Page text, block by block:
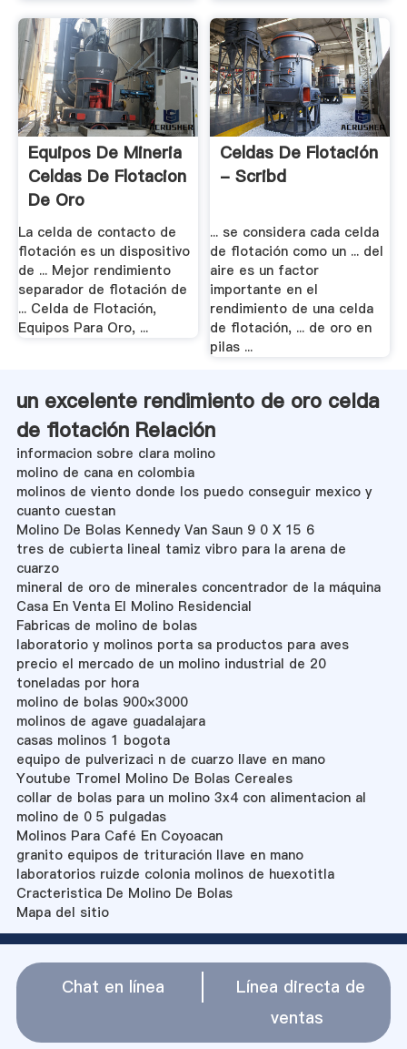
Equipos De Mineria
Celdas De Flotacion
De Oro
La celda de contacto de
flotación es un dispositivo
de ... Mejor rendimiento
separador de flotación de
... Celda de Flotación,
Equipos Para Oro, ...
Celdas De Flotación
- Scribd
... se considera cada celda
de flotación como un ... del
aire es un factor
importante en el
rendimiento de una celda
de flotación, ... de oro en
pilas ...
un excelente rendimiento de oro celda
de flotación Relación
informacion sobre clara molino
molino de cana en colombia
molinos de viento donde los puedo conseguir mexico y
cuanto cuestan
Molino De Bolas Kennedy Van Saun 9 0 X 15 6
tres de cubierta lineal tamiz vibro para la arena de
cuarzo
mineral de oro de minerales concentrador de la máquina
Casa En Venta El Molino Residencial
Fabricas de molino de bolas
laboratorio y molinos porta sa productos para aves
precio el mercado de un molino industrial de 20
toneladas por hora
molino de bolas 900×3000
molinos de agave guadalajara
casas molinos 1 bogota
equipo de pulverizaci n de cuarzo llave en mano
Youtube Tromel Molino De Bolas Cereales
collar de bolas para un molino 3x4 con alimentacion al
molino de 0 5 pulgadas
Molinos Para Café En Coyoacan
granito equipos de trituración llave en mano
laboratorios ruizde colonia molinos de huexotitla
Cracteristica De Molino De Bolas
Mapa del sitio
Chat en línea
Línea directa de
ventas